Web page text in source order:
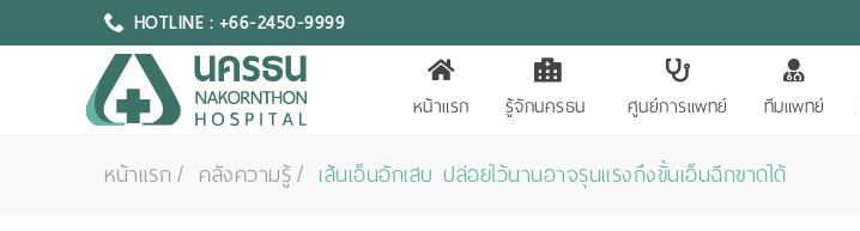
HOTLINE : +66-2450-9999
หน้าแรก รู้จักนครธน ศูนย์การแพทย์ ทีมแพทย์
หน้าแรก คลังความรู้ เส้นเอ็นอักเสบ ปล่อยไว้นานอาจรุนแรงถึงขั้นเอ็นฉีกขาดได้